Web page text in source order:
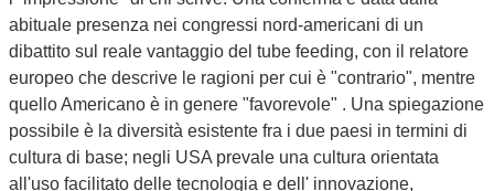
abituale presenza nei congressi nord-americani di un
dibattito sul reale vantaggio del tube feeding, con il relatore
europeo che descrive le ragioni per cui è "contrario", mentre
quello Americano è in genere "favorevole" . Una spiegazione
possibile è la diversità esistente fra i due paesi in termini di
cultura di base; negli USA prevale una cultura orientata
all'uso facilitato delle tecnologia e dell' innovazione,